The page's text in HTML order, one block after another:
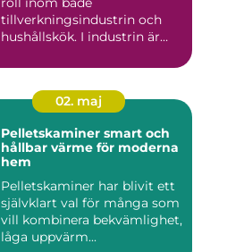
tillverkningsindustrin och
hushållskök. I industrin är
02. maj
Pelletskaminer smart och
hållbar värme för moderna
hem
Pelletskaminer har blivit ett
självklart val för många som
vill kombinera bekvämlighet,
låga uppvärm...